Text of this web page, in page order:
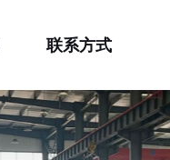
联系方式